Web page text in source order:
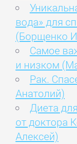
вода» для
(Борщенко
Самое
и низком
Рак.
Анатолий)
Диета
от доктора
Алексей)